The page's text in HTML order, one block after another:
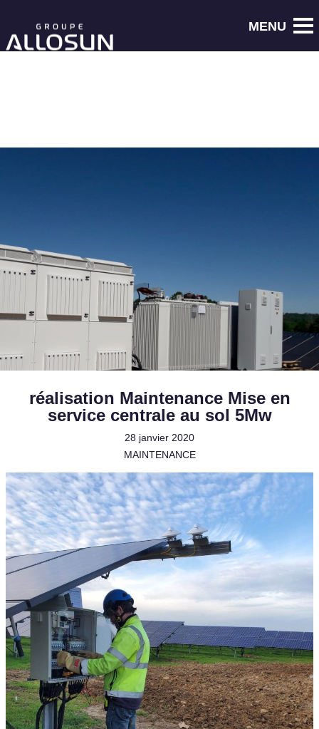
réalisation Maintenance Mise en
service centrale au sol 5Mw
28 janvier 2020
MAINTENANCE